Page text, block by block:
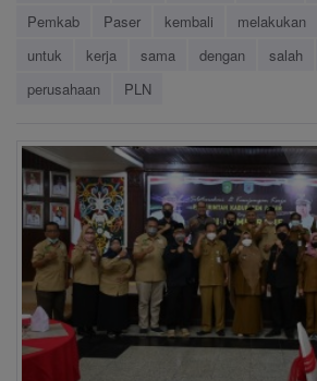
Pemkab
Paser kembali melakukan
untuk
kerja sama dengan salah
perusahaan
PLN